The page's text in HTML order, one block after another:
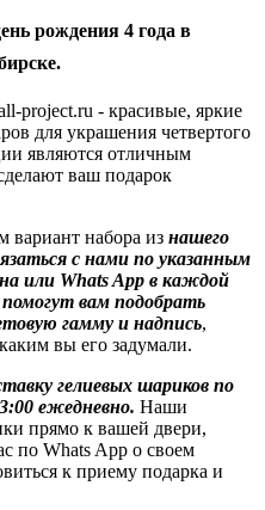
рождения 4 года в
- красивые, яркие
для украшения четвертого
являются отличным
ваш подарок
набора из нашего
с нами по указанным
или Whats App в каждой
вам подобрать
гамму и надпись,
вы его задумали.
гелиевых шариков по
ежедневно. Наши
прямо к вашей двери,
по Whats App о своем
к приему подарка и